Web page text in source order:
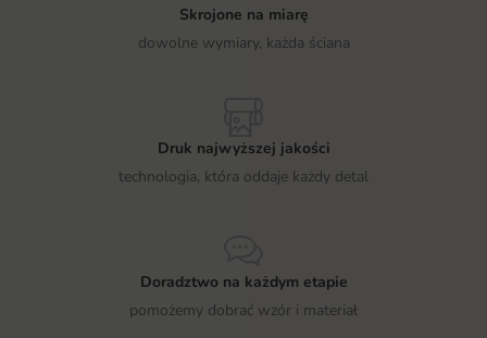
Skrojone na miarę
dowolne wymiary, każda ściana
Druk najwyższej jakości
technologia, która oddaje każdy detal
Doradztwo na każdym etapie
pomożemy dobrać wzór i materiał